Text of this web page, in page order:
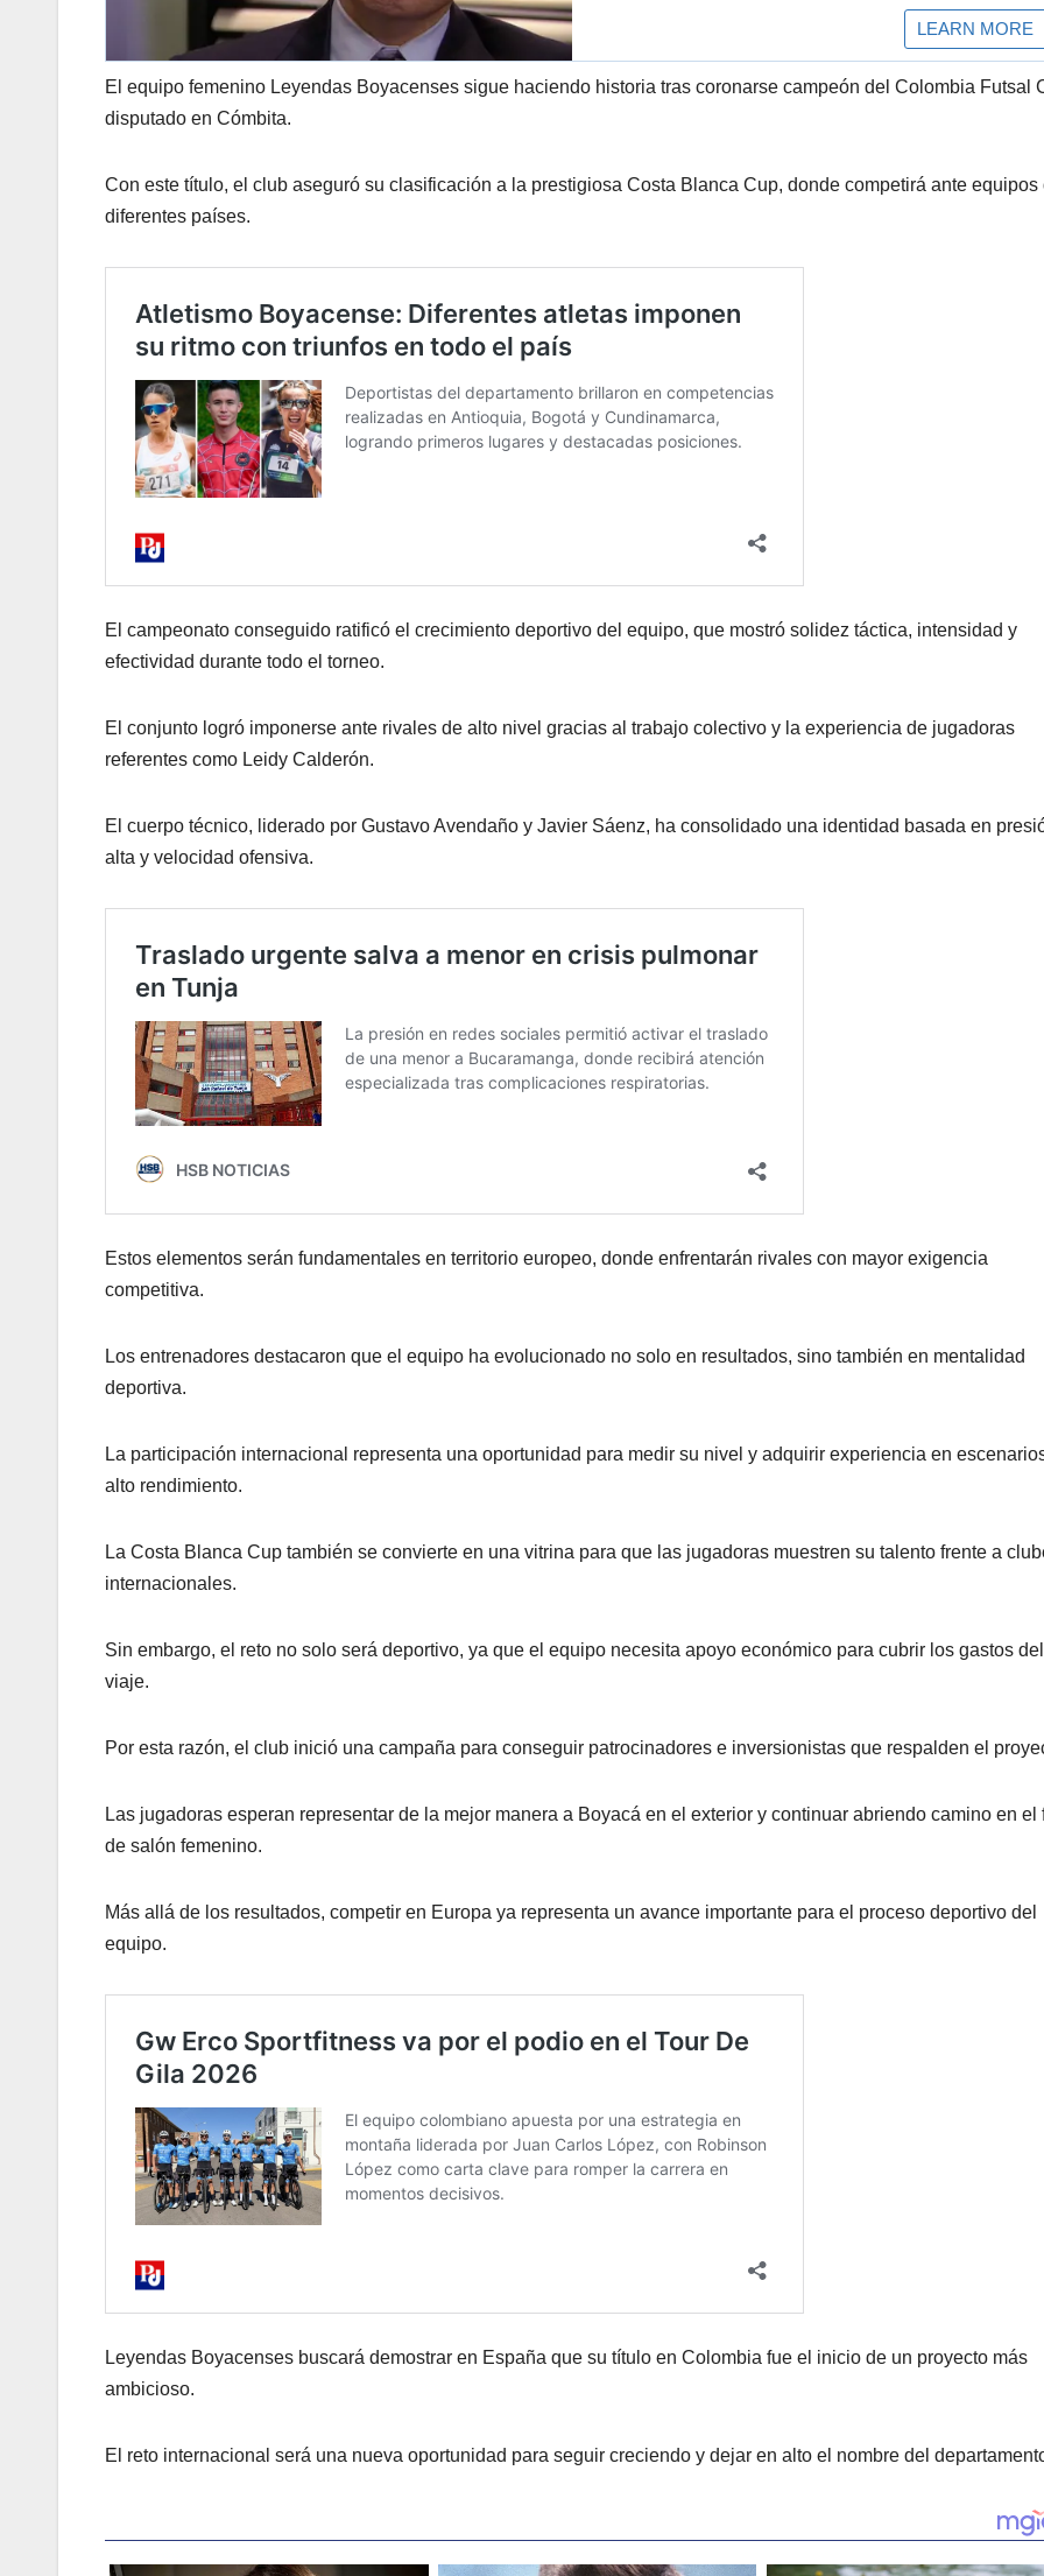
El equipo femenino Leyendas Boyacenses sigue haciendo historia tras coronarse campeón del Colombia Futsal
disputado en Cómbita.
Con este título, el club aseguró su clasificación a la prestigiosa Costa Blanca Cup, donde competirá ante equipos
diferentes países.
El campeonato conseguido ratificó el crecimiento deportivo del equipo, que mostró solidez táctica, intensidad y
efectividad durante todo el torneo.
El conjunto logró imponerse ante rivales de alto nivel gracias al trabajo colectivo y la experiencia de jugadoras
referentes como Leidy Calderón.
El cuerpo técnico, liderado por Gustavo Avendaño y Javier Sáenz, ha consolidado una identidad basada en
alta y velocidad ofensiva.
Estos elementos serán fundamentales en territorio europeo, donde enfrentarán rivales con mayor exigencia
competitiva.
Los entrenadores destacaron que el equipo ha evolucionado no solo en resultados, sino también en mentalidad
deportiva.
La participación internacional representa una oportunidad para medir su nivel y adquirir experiencia en
alto rendimiento.
La Costa Blanca Cup también se convierte en una vitrina para que las jugadoras muestren su talento frente a
internacionales.
Sin embargo, el reto no solo será deportivo, ya que el equipo necesita apoyo económico para cubrir los gastos del
viaje.
Por esta razón, el club inició una campaña para conseguir patrocinadores e inversionistas que respalden el
Las jugadoras esperan representar de la mejor manera a Boyacá en el exterior y continuar abriendo camino en el
de salón femenino.
Más allá de los resultados, competir en Europa ya representa un avance importante para el proceso deportivo del
equipo.
Leyendas Boyacenses buscará demostrar en España que su título en Colombia fue el inicio de un proyecto más
ambicioso.
El reto internacional será una nueva oportunidad para seguir creciendo y dejar en alto el nombre del